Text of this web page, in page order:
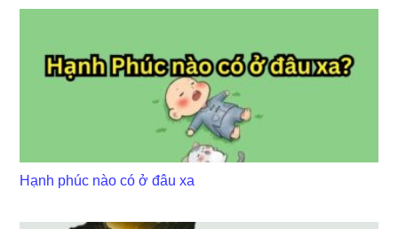
Hạnh phúc nào có ở đâu xa